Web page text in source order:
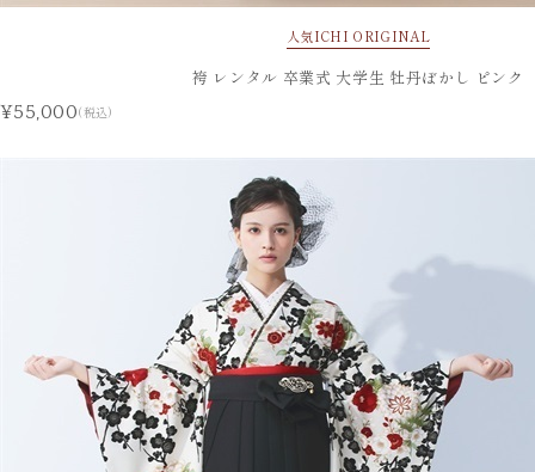
人気ICHI ORIGINAL
袴 レンタル 卒業式 大学生 牡丹ぼかし ピンク
¥55,000(税込)